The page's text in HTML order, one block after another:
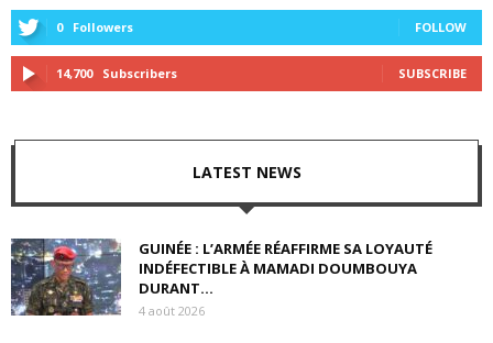
0 Followers FOLLOW
14,700 Subscribers SUBSCRIBE
LATEST NEWS
GUINÉE : L’ARMÉE RÉAFFIRME SA LOYAUTÉ
INDÉFECTIBLE À MAMADI DOUMBOUYA
DURANT...
4 août 2026